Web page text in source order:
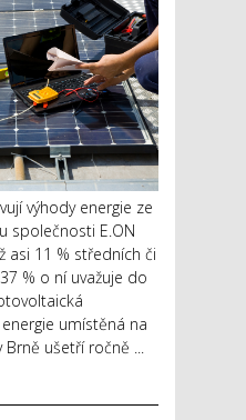
výhody energie ze
společnosti E.ON
asi 11 % středních či
% o ní uvažuje do
umístěná na
ušetří ročně ...